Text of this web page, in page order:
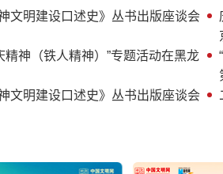
文明建设口述史》丛书出版座谈会
精神（铁人精神）”专题活动在黑龙
文明建设口述史》丛书出版座谈会